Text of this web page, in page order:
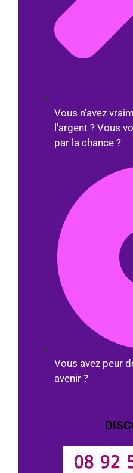
Vous n'avez
l'argent ? Vous
par la chance ?
Vous avez peur
avenir ?